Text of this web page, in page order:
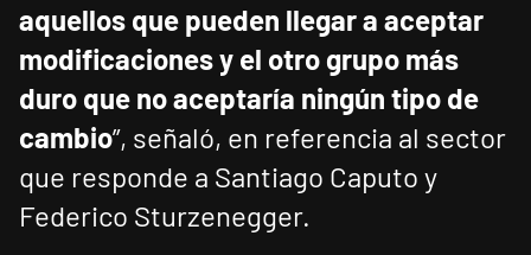
aquellos que pueden llegar a aceptar
modificaciones y el otro grupo más
duro que no aceptaría ningún tipo de
cambio”, señaló, en referencia al sector
que responde a Santiago Caputo y
Federico Sturzenegger.